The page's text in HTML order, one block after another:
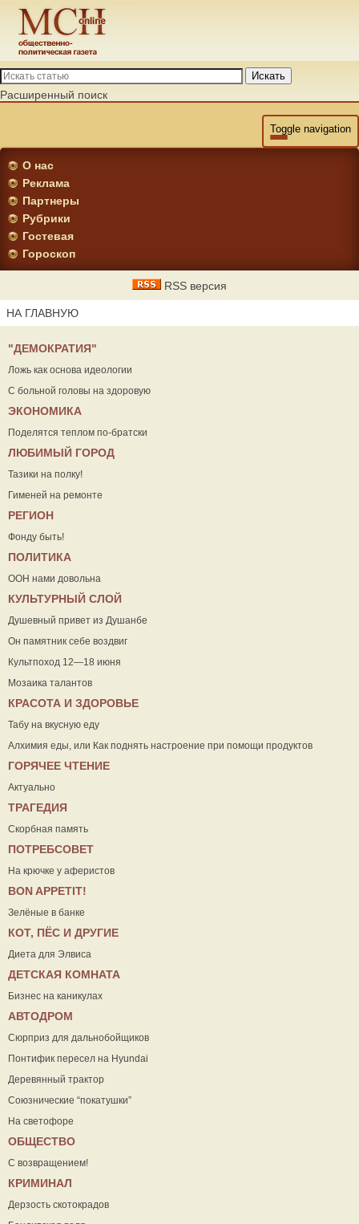
Искать
Расширенный поиск
Toggle navigation
О нас
Реклама
Партнеры
Рубрики
Гостевая
Гороскоп
RSS версия
НА ГЛАВНУЮ
"ДЕМОКРАТИЯ"
Ложь как основа идеологии
С больной головы на здоровую
ЭКОНОМИКА
Поделятся теплом по-братски
ЛЮБИМЫЙ ГОРОД
Тазики на полку!
Гименей на ремонте
РЕГИОН
Фонду быть!
ПОЛИТИКА
ООН нами довольна
КУЛЬТУРНЫЙ СЛОЙ
Душевный привет из Душанбе
Он памятник себе воздвиг
Культпоход 12—18 июня
Мозаика талантов
КРАСОТА И ЗДОРОВЬЕ
Табу на вкусную еду
Алхимия еды, или Как поднять настроение при помощи продуктов
ГОРЯЧЕЕ ЧТЕНИЕ
Актуально
ТРАГЕДИЯ
Скорбная память
ПОТРЕБСОВЕТ
На крючке у аферистов
ВON APPETIT!
Зелёные в банке
КОТ, ПЁС И ДРУГИЕ
Диета для Элвиса
ДЕТСКАЯ КОМНАТА
Бизнес на каникулах
АВТОДРОМ
Сюрприз для дальнобойщиков
Понтифик пересел на Hyundai
Деревянный трактор
Союзнические “покатушки”
На светофоре
ОБЩЕСТВО
С возвращением!
КРИМИНАЛ
Дерзость скотокрадов